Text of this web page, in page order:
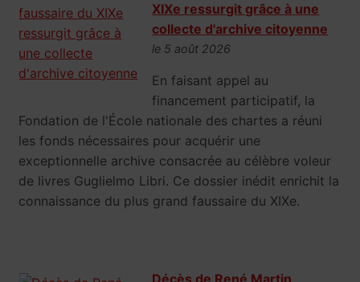
XIXe ressurgit grâce à une
collecte d'archive citoyenne
le 5 août 2026
En faisant appel au
financement participatif, la
Fondation de l'École nationale des chartes a réuni
les fonds nécessaires pour acquérir une
exceptionnelle archive consacrée au célèbre voleur
de livres Guglielmo Libri. Ce dossier inédit enrichit la
connaissance du plus grand faussaire du XIXe.